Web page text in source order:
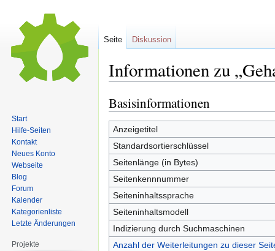
Informationen zu
Zur
Navigation
springen
Zur
Suche
springen
Basisinformationen
Anzeigetitel
Standardsortierschlüssel
Seitenlänge (in Bytes)
Seitenkennnummer
Seiteninhaltssprache
Seiteninhaltsmodell
Indizierung durch Suchmaschinen
Anzahl der Weiterleitungen zu dieser
Seite Diskussion
Start
Hilfe-Seiten
Kontakt
Neues Konto
Webseite
Blog
Forum
Kalender
Kategorienliste
Letzte Änderungen
Projekte